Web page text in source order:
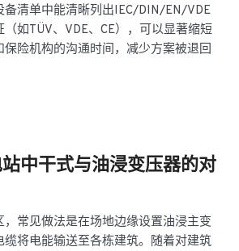
备清单中能清晰列出IEC/DIN/EN/VDE
如TÜV、VDE、CE），可以显著缩短
险机构的沟通时间，减少方案被退回
中干式与油浸变压器的对
常见做法是在场地边缘设置油浸主变
缆将电能输送至各栋建筑。随着对建筑